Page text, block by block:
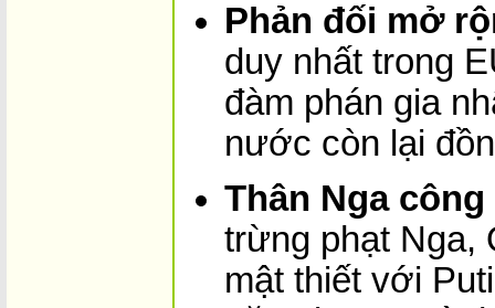
Phản đối mở
duy nhất trong
đàm phán gia
nước còn lại
Thân Nga công
trừng phạt Nga,
mật thiết với